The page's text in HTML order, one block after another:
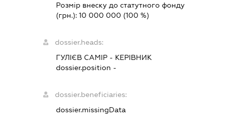
Розмір внеску до статутного фонду
(грн.): 10 000 000 (100 %)
dossier.heads:
ГУЛІЄВ САМІР- КЕРІВНИК
dossier.position -
dossier.beneficiaries:
dossier.missingData